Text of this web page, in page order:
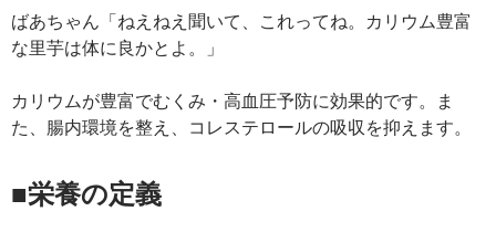
ばあちゃん「ねえねえ聞いて、これってね。カリウム豊富
な里芋は体に良かとよ。」
カリウムが豊富でむくみ・高血圧予防に効果的です。ま
た、腸内環境を整え、コレステロールの吸収を抑えます。
■栄養の定義